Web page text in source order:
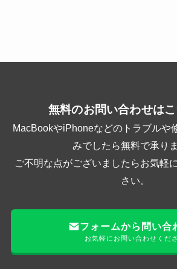
無料のお問い合わせは
MacBookやiPhoneなどのトラブルや
みでしたら無料で承りま
ご不明な点がございましたらお気軽
さい。
フォームから問い合
お気軽にお問い合わせくだ